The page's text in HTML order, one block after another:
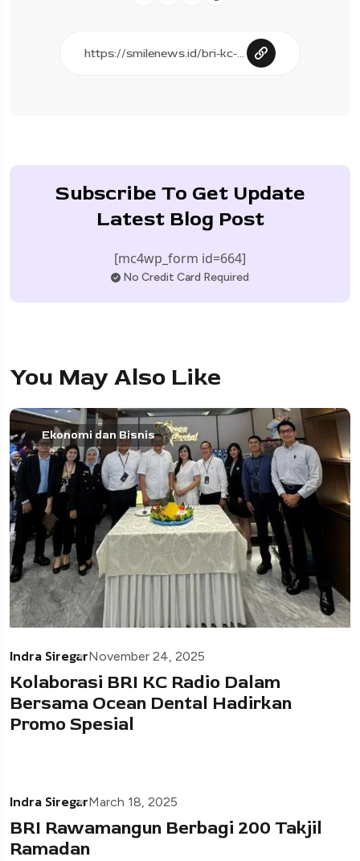
Subscribe To Get Update
Latest Blog Post
[mc4wp_form id=664]
No Credit Card Required
You May Also Like
Ekonomi dan Bisnis
Indra SiregarNovember 24, 2025
Kolaborasi BRI KC Radio Dalam
Bersama Ocean Dental Hadirkan
Promo Spesial
Indra SiregarMarch 18, 2025
BRI Rawamangun Berbagi 200 Takjil
Ramadan